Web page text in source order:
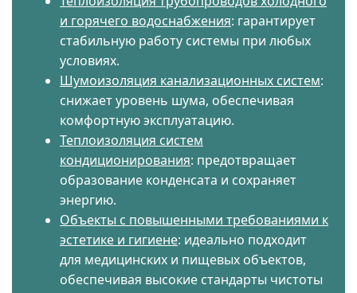
и горячего водоснабжения: гарантирует
стабильную работу системы при любых
условиях.
Шумоизоляция канализационных систем:
снижает уровень шума, обеспечивая
комфортную эксплуатацию.
Теплоизоляция систем
кондиционирования: предотвращает
образование конденсата и сохраняет
энергию.
Объекты с повышенными требованиями к
эстетике и гигиене: идеально подходит
для медицинских и пищевых объектов,
обеспечивая высокие стандарты чистоты